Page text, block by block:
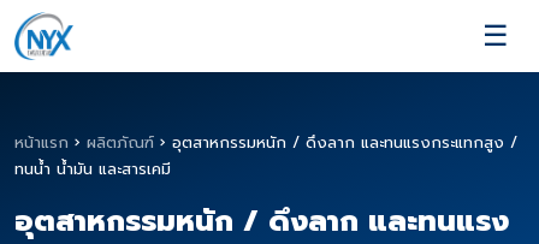
☰
หน้าแรก › ผลิตภัณฑ์ › อุตสาหกรรมหนัก / ดึงลาก และทนแรงกระแทกสูง /
ทนน้ำ น้ำมัน และสารเคมี
อุตสาหกรรมหนัก / ดึงลาก และทนแรง